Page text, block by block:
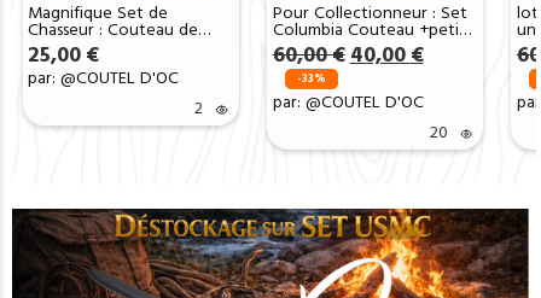
Magnifique Set de
Chasseur : Couteau de
chasse camouflage +
Couteau a dépecé Pradel
ref SDC002
25,00 €
par: @COUTEL D'OC
2
Pour Collectionneur : Set
Columbia Couteau +petite
Hachette H8
60,00€ Le
prix
initial
était :
40,00 €Le
prix
actuel
est :
40,00 €.
-33%
par: @COUTEL D'OC
20
lot